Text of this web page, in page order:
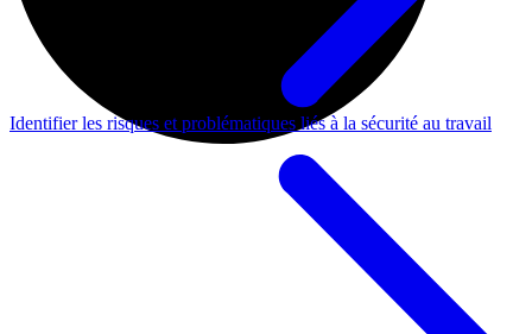
Identifier les risques et problématiques liés à la sécurité au travail